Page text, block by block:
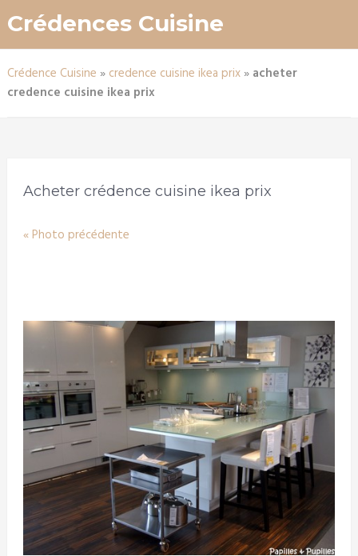
Crédences Cuisine
Crédence Cuisine » credence cuisine ikea prix» acheter
credence cuisine ikea prix
Acheter crédence cuisine ikea prix
« Photo précédente